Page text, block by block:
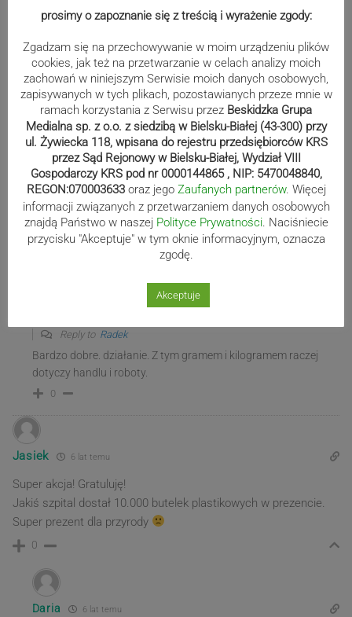
Julian 6 lat temu
Reply toPaulina
Paulina – masz rację. Lepiej nie robić nic i siedzieć na dupie
cicho. Żałosne+
0
Radek 6 lat temu
Dobre hasło i dobra akcja! Popieram i oby wszystkie placowki
służby zdrowia mogły być zaopatrzone w takie dystrybutory!
Reply to Radek
Bardzo dobre. działanie. Z tym gramem i kilogramem raczej
dotyczy handlu i roboty.
0
Jasiek 6 lat temu
Super akcja! Gratuluję!
Jakiś szpital dostał 10.000 butelek plastikowych w prezencie.
Super prezent dla przyrody
0
Daria 6 lat temu
prosimy o zapoznanie się z treścią i wyrażenie zgody:
Zgadzam się na przechowywanie w moim urządzeniu plików
cookies, jak też na przetwarzanie w celach analizy moich
zachowań w niniejszym Serwisie moich danych osobowych,
zapisywanych w tych plikach, pozostawianych przeze mnie w
ramach korzystania z Serwisu przez Beskidzka Grupa
Medialna sp. z o.o. z siedzibą w Bielsku-Białej (43-300) przy
ul. Żywiecka 118, wpisana do rejestru przedsiębiorców KRS
przez Sąd Rejonowy w Bielsku-Białej, Wydział VIII
Gospodarczy KRS pod nr 0000144865 , NIP: 5470048840,
REGON:070003633 oraz jego Zaufanych partnerów. Więcej
informacji związanych z przetwarzaniem danych osobowych
znajdą Państwo w naszej Polityce Prywatności. Naciśniecie
przycisku "Akceptuje" w tym oknie informacyjnym, oznacza
zgodę.
Akceptuje